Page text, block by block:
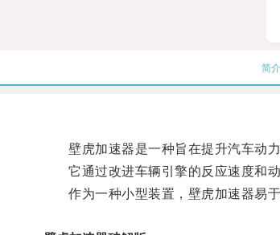
简介
壁虎加速器是一种旨在提升汽车动力
它通过改进车辆引擎的反应速度和动
作为一种小型装置，壁虎加速器易于